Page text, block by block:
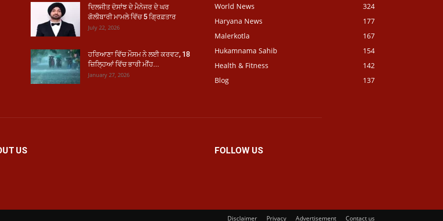
ਦਿਲਜੀਤ ਦੋਸਾਂਝ ਦੇ ਮੈਨੇਜਰ ਦੇ ਘਰ
ਗੋਲੀਬਾਰੀ ਮਾਮਲੇ ਵਿੱਚ 5 ਗ੍ਰਿਫ਼ਤਾਰ
July 22, 2026
ਹਰਿਆਣਾ ਵਿੱਚ ਮੌਸਮ ਨੇ ਲਈ ਕਰਵਟ, 18
ਜ਼ਿਲ੍ਹਿਆਂ ਵਿੱਚ ਭਾਰੀ ਮੀਂਹ...
January 27, 2026
World News
324
Haryana News
177
Malerkotla
167
Hukamnama Sahib
154
Health & Fitness
142
Blog
137
US FOLLOW US
Disclaimer Privacy Advertisement Contact us